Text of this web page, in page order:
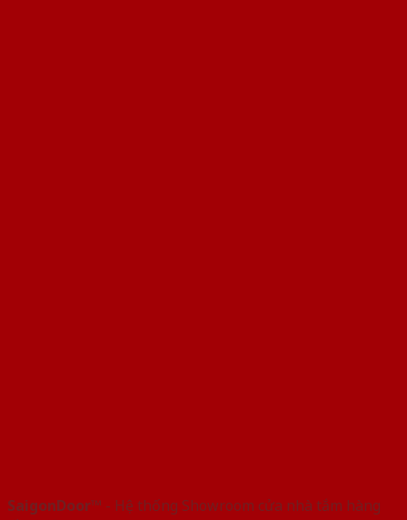
SaigonDoor™ - Hệ thống Showroom cửa nhà tắm hàng